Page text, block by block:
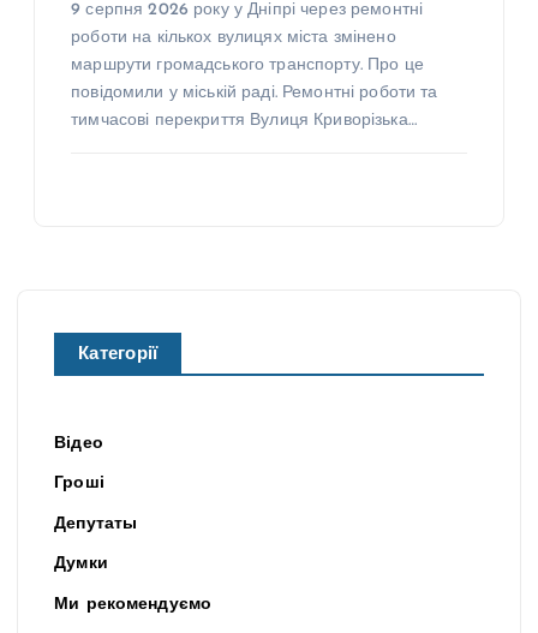
9 серпня 2026 року у Дніпрі через ремонтні
роботи на кількох вулицях міста змінено
маршрути громадського транспорту. Про це
повідомили у міській раді. Ремонтні роботи та
тимчасові перекриття Вулиця Криворізька…
Категорії
Відео
Гроші
Депутаты
Думки
Ми рекомендуємо